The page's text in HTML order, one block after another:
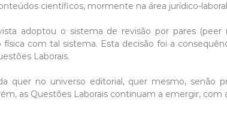
científicos, mormente na área jurídico-
adoptou o sistema de revisão por pares
com tal sistema. Esta decisão foi a
Laborais.
quer no universo editorial, quer mesmo, senão
as Questões Laborais continuam a emergir, com